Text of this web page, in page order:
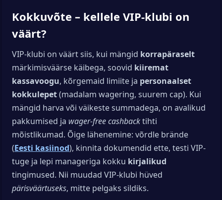
Kokkuvõte – kellele VIP-klubi on
väärt?
VIP-klubi on väärt siis, kui mängid korrapäraselt
märkimisväärse käibega, soovid kiiremat
kassavoogu, kõrgemaid limiite ja personaalset
kokkulepet(madalam wagering, suurem cap). Kui
mängid harva või väikeste summadega, on avalikud
pakkumised ja wager-free cashbacktihti
mõistlikumad. Õige lähenemine: võrdle brände
(Eesti kasiinod), kinnita dokumendid ette, testi VIP-
tuge ja lepi manageriga kokku kirjalikud
tingimused. Nii muudad VIP-klubi hüved
pärisväärtuseks, mitte pelgaks sildiks.